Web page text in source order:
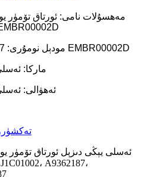
EMBR00002D
2. مودېل نومۇرى: 28342997 EMBR00002D
3. ماركا:
4. ئەھۋالى: